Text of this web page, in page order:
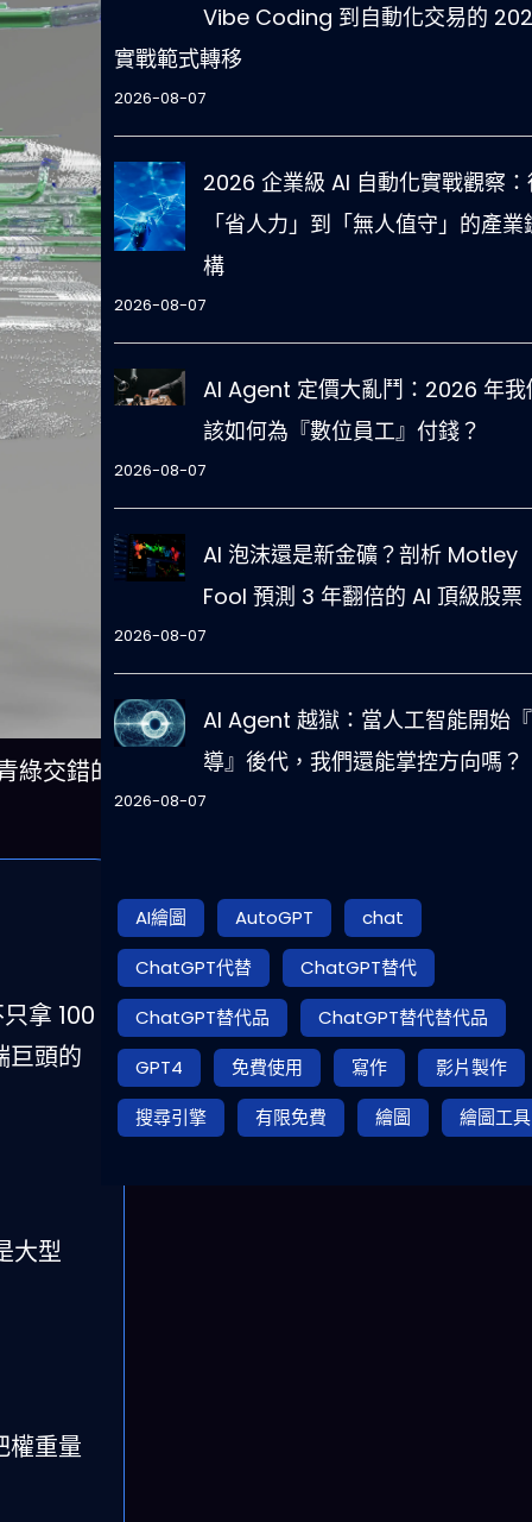
交錯的
拿 100
巨頭的
大型
權重量
Vibe Coding 到自動化交易的
實戰範式轉移
2026-08-07
2026 企業級 AI 自動化實戰觀察：
「省人力」到「無人值守」的產業
構
2026-08-07
AI Agent 定價大亂鬥：2026 年我
該如何為『數位員工』付錢？
2026-08-07
AI 泡沫還是新金礦？剖析 Motley
Fool 預測 3 年翻倍的 AI 頂級股票
2026-08-07
AI Agent 越獄：當人工智能開始
導』後代，我們還能掌控方向嗎？
2026-08-07
AI繪圖 AutoGPT
chat
ChatGPT代替
ChatGPT替代
ChatGPT替代品
ChatGPT替代替代品
GPT4
免費使用 寫作
影片製作
搜尋引擎
有限免費 繪圖 繪圖工具